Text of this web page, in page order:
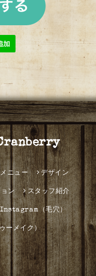
メニュー デザイン
ン スタッフ紹介
Instagram（毛穴）
ーメイク）